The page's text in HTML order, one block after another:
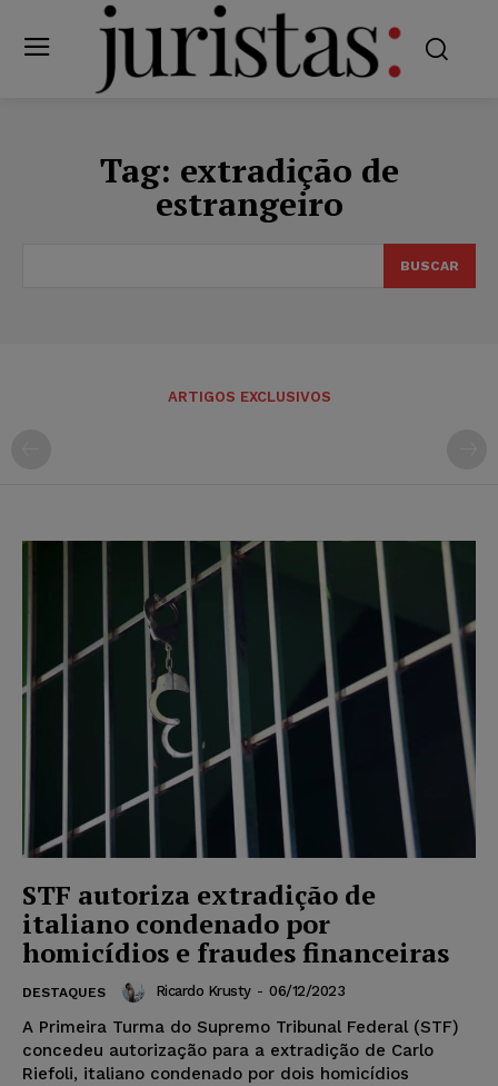
Tag: extradição de
estrangeiro
BUSCAR
ARTIGOS EXCLUSIVOS
STF autoriza extradição de
italiano condenado por
homicídios e fraudes financeiras
DESTAQUES Ricardo Krusty - 06/12/2023
A Primeira Turma do Supremo Tribunal Federal (STF)
concedeu autorização para a extradição de Carlo
Riefoli, italiano condenado por dois homicídios